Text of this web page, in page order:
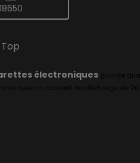
18650
électroniques grande
avec un courant de décharge de